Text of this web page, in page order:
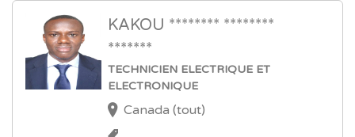
KAKOU ******** ********
*******
TECHNICIEN ELECTRIQUE ET
ELECTRONIQUE
Canada (tout)